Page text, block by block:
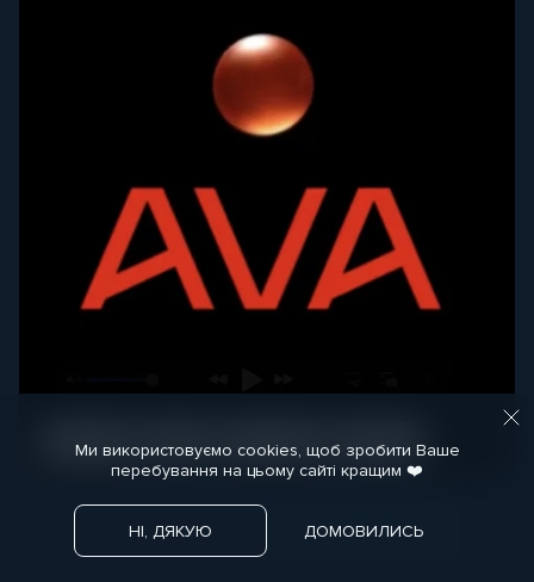
КРЕАТИВ РОЗРОБКА ДИЗАЙН
Ми використовуємо cookies, щоб зробити Ваше
перебування на цьому сайті кращим ❤️
НІ, ДЯКУЮ ДОМОВИЛИСЬ